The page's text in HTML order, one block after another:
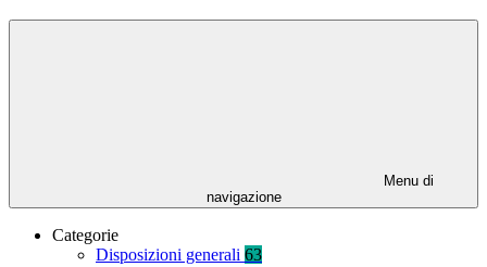
Menu di
navigazione
Categorie
Disposizioni generali 63